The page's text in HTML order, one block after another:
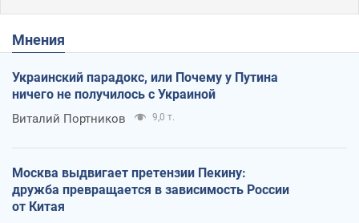
Мнения
Украинский парадокс, или Почему у Путина
ничего не получилось с Украиной
Виталий Портников 9,0 т.
Москва выдвигает претензии Пекину:
дружба превращается в зависимость России
от Китая